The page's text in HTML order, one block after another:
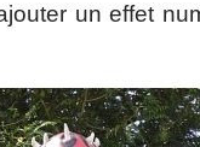
un effet